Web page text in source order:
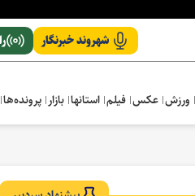
شهروند خبرنگار
ورزش عکس فیلم استانها بازار پرونده‌ها